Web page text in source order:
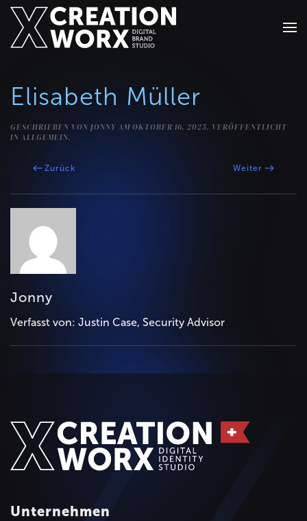
Zum Hauptinhalt springen
Elisabeth Müller
GESCHRIEBEN VON JONNY AM OKTOBER 16, 2025. VERÖFFENTLICHT
IN ALLGEMEIN.
Zurück Weiter
Jonny
Verfasst von: Justin Case, Security Advisor
Unternehmen